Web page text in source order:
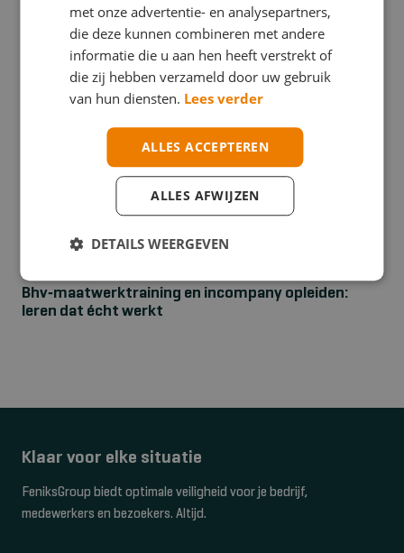
Bhv‑maatwerktraining en incompany opleiden:
leren dat écht werkt
Klaar voor elke situatie
FeniksGroup biedt optimale veiligheid voor je bedrijf,
medewerkers en bezoekers. Altijd.
met onze advertentie- en analysepartners,
die deze kunnen combineren met andere
informatie die u aan hen heeft verstrekt of
die zij hebben verzameld door uw gebruik
van hun diensten. Lees verder
ALLES ACCEPTEREN
ALLES AFWIJZEN
DETAILS WEERGEVEN